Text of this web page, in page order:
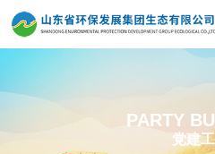
PARTY
党建